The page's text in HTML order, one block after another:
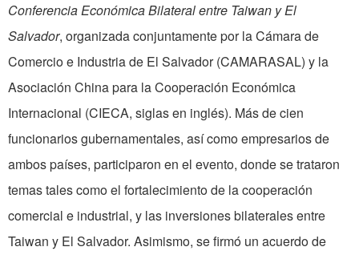
Conferencia Económica Bilateral entre Taiwan y El
Salvador, organizada conjuntamente por la Cámara de
Comercio e Industria de El Salvador (CAMARASAL) y la
Asociación China para la Cooperación Económica
Internacional (CIECA, siglas en inglés). Más de cien
funcionarios gubernamentales, así como empresarios de
ambos países, participaron en el evento, donde se trataron
temas tales como el fortalecimiento de la cooperación
comercial e industrial, y las inversiones bilaterales entre
Taiwan y El Salvador. Asimismo, se firmó un acuerdo de